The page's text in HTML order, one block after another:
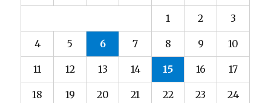
1 2 3
4 5 6 7 8 9 10
11 12 13 14 15 16 17
18 19 20 21 22 23 24